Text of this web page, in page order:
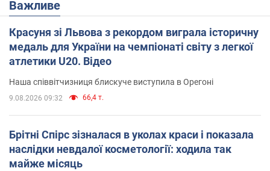
Важливе
Красуня зі Львова з рекордом виграла історичну
медаль для України на чемпіонаті світу з легкої
атлетики U20. Відео
Наша співвітчизниця блискуче виступила в Орегоні
9.08.2026 09:32 66,4 т.
Брітні Спірс зізналася в уколах краси і показала
наслідки невдалої косметології: ходила так
майже місяць